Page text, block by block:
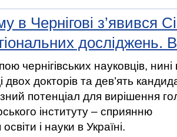
в Чернігові з’явився
досліджень.
чернігівських науковців, нині
двох докторів та дев’ять
потенціал для вирішення
інституту – сприянню
і науки в Україні.